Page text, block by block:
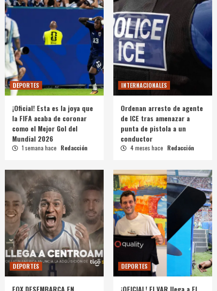
DEPORTES
¡Oficial! Esta es la joya que
la FIFA acaba de coronar
como el Mejor Gol del
Mundial 2026
1 semana hace Redacción
INTERNACIONALES
Ordenan arresto de agente
de ICE tras amenazar a
punta de pistola a un
conductor
4 meses hace Redacción
DEPORTES DEPORTES